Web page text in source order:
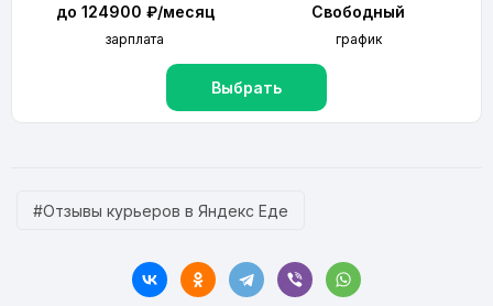
до 124900 ₽/месяц
зарплата
Свободный
график
Выбрать
#Отзывы курьеров в Яндекс Еде